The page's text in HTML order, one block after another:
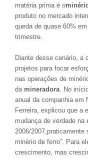
matéria prima é o
produto no mercado
queda de quase 60%
trimestre.
Diante desse cenário, a
projetos para focar
nas operações de
da mineradora. No
anual da companhia em
Ferreira, explicou que a
mudança de verdade na
2006/
minério de ferro”. Para
crescimento, mas